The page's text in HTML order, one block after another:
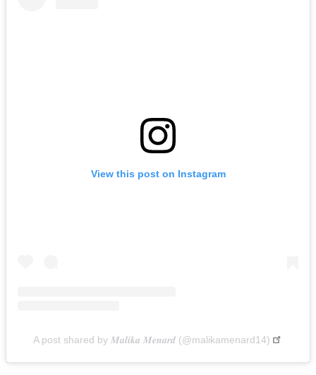
View this post on Instagram
A post shared by 𝑴𝒂𝒍𝒊𝒌𝒂 𝑴𝒆𝒏𝒂𝒓𝒅 (@malikamenard14)